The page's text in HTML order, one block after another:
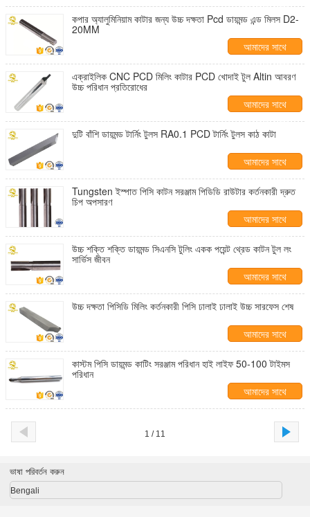
যোগাযোগ করুন
কপার অ্যালুমিনিয়াম কাটার জন্য উচ্চ দক্ষতা Pcd ডায়মন্ড এন্ড মিলস D2-
20MM
আমাদের সাথে
যোগাযোগ করুন
এক্রাইলিক CNC PCD মিলিং কাটার PCD খোদাই টুল Altin আবরণ
উচ্চ পরিধান প্রতিরোধের
আমাদের সাথে
যোগাযোগ করুন
দুটি বাঁশি ডায়মন্ড টার্নিং টুলস RA0.1 PCD টার্নিং টুলস কাঠ কাটা
আমাদের সাথে
যোগাযোগ করুন
Tungsten ইস্পাত পিসি কাটন সরঞ্জাম পিডিডি রাউটার কর্তনকারী দ্রুত
চিপ অপসারণ
আমাদের সাথে
যোগাযোগ করুন
উচ্চ শক্তি শক্তি ডায়মন্ড সিএনসি টুলিং একক পয়েন্ট থ্রেড কাটন টুল লং
সার্ভিস জীবন
আমাদের সাথে
যোগাযোগ করুন
উচ্চ দক্ষতা পিসিডি মিলিং কর্তনকারী পিসি ঢালাই ঢালাই উচ্চ সারফেস শেষ
আমাদের সাথে
যোগাযোগ করুন
কাস্টম পিসি ডায়মন্ড কাটিং সরঞ্জাম পরিধান হাই লাইফ 50-100 টাইমস
পরিধান
আমাদের সাথে
যোগাযোগ করুন
1 / 11
ভাষা পরিবর্তন করুন
Bengali